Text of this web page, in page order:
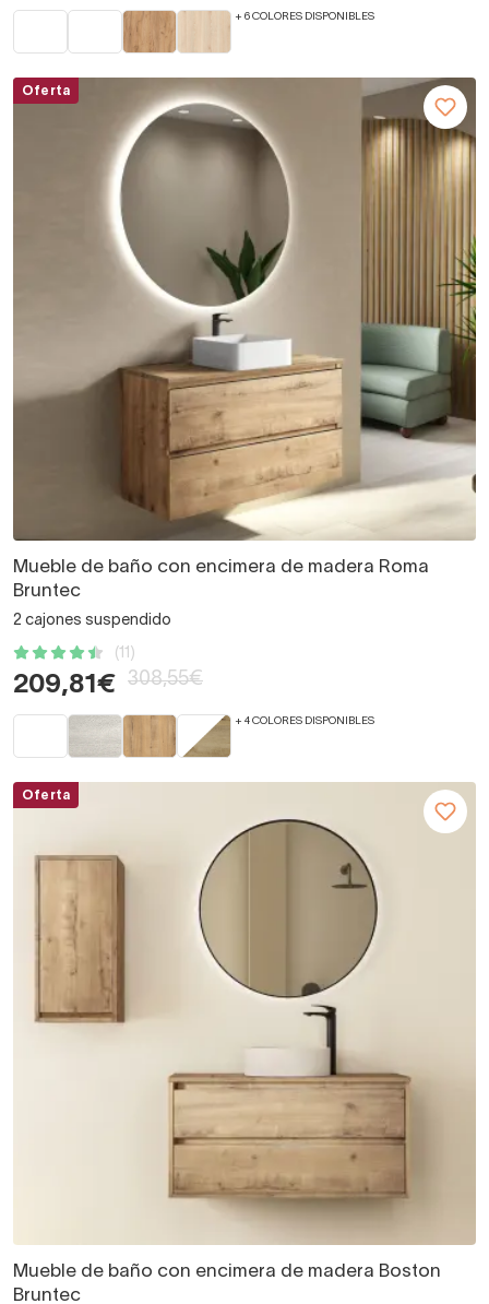
+ 6 COLORES DISPONIBLES
Oferta
Mueble de baño con encimera de madera Roma
Bruntec
2 cajones suspendido
(11)
209,81€ 308,55€
+ 4 COLORES DISPONIBLES
Oferta
Mueble de baño con encimera de madera Boston
Bruntec